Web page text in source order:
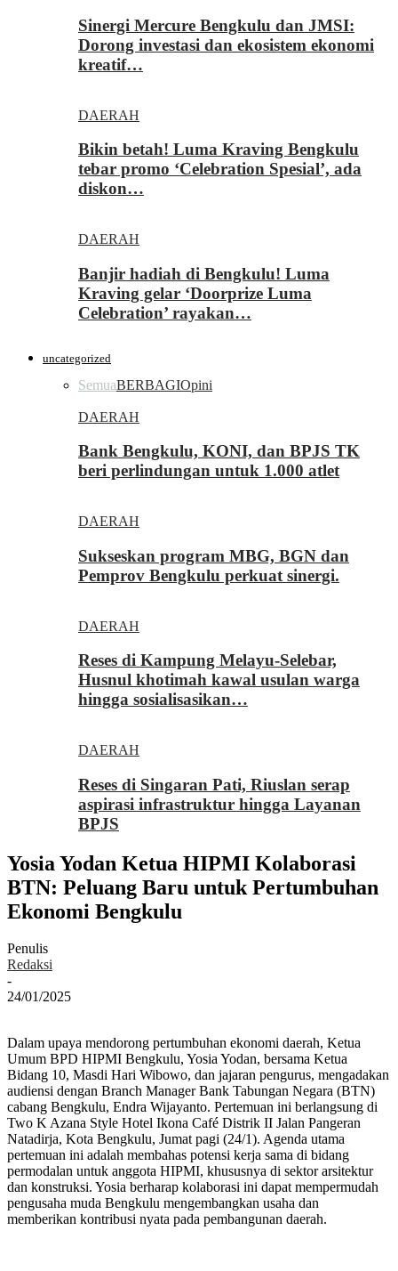
Sinergi Mercure Bengkulu dan JMSI:
Dorong investasi dan ekosistem ekonomi
kreatif…
DAERAH
Bikin betah! Luma Kraving Bengkulu
tebar promo ‘Celebration Spesial’, ada
diskon…
DAERAH
Banjir hadiah di Bengkulu! Luma
Kraving gelar ‘Doorprize Luma
Celebration’ rayakan…
uncategorized
SemuaBERBAGIOpini
DAERAH
Bank Bengkulu, KONI, dan BPJS TK
beri perlindungan untuk 1.000 atlet
DAERAH
Sukseskan program MBG, BGN dan
Pemprov Bengkulu perkuat sinergi.
DAERAH
Reses di Kampung Melayu-Selebar,
Husnul khotimah kawal usulan warga
hingga sosialisasikan…
DAERAH
Reses di Singaran Pati, Riuslan serap
aspirasi infrastruktur hingga Layanan
BPJS
Yosia Yodan Ketua HIPMI Kolaborasi
BTN: Peluang Baru untuk Pertumbuhan
Ekonomi Bengkulu
Penulis
Redaksi
-
24/01/2025
Dalam upaya mendorong pertumbuhan ekonomi daerah, Ketua
Umum BPD HIPMI Bengkulu, Yosia Yodan, bersama Ketua
Bidang 10, Masdi Hari Wibowo, dan jajaran pengurus, mengadakan
audiensi dengan Branch Manager Bank Tabungan Negara (BTN)
cabang Bengkulu, Endra Wijayanto. Pertemuan ini berlangsung di
Two K Azana Style Hotel Ikona Café Distrik II Jalan Pangeran
Natadirja, Kota Bengkulu, Jumat pagi (24/1). Agenda utama
pertemuan ini adalah membahas potensi kerja sama di bidang
permodalan untuk anggota HIPMI, khususnya di sektor arsitektur
dan konstruksi. Yosia berharap kolaborasi ini dapat mempermudah
pengusaha muda Bengkulu mengembangkan usaha dan
memberikan kontribusi nyata pada pembangunan daerah.